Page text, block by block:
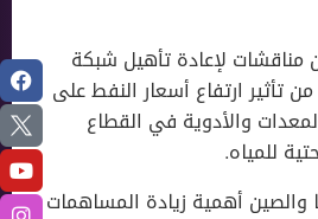
لإعادة تأهيل شبكة
تأثير ارتفاع أسعار النفط على
والأدوية في القطاع
للمياه.
والصين أهمية زيادة المساهمات